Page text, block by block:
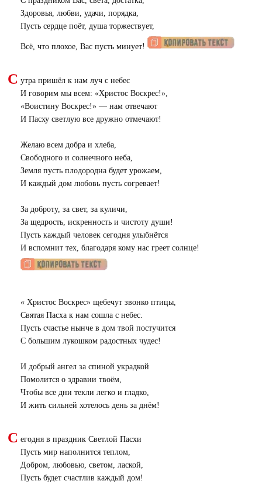
Здоровья, любви, удачи, порядка,
Пусть сердце поёт, душа торжествует,
Всё, что плохое, Вас пусть минует!
С утра пришёл к нам луч с небес
И говорим мы всем: «Христос Воскрес!»,
«Воистину Воскрес!» — нам отвечают
И Пасху светлую все дружно отмечают!
Желаю всем добра и хлеба,
Свободного и солнечного неба,
Земля пусть плодородна будет урожаем,
И каждый дом любовь пусть согревает!
За доброту, за свет, за куличи,
За щедрость, искренность и чистоту души!
Пусть каждый человек сегодня улыбнётся
И вспомнит тех, благодаря кому нас греет солнце!
« Христос Воскрес» щебечут звонко птицы,
Святая Пасха к нам сошла с небес.
Пусть счастье нынче в дом твой постучится
С большим лукошком радостных чудес!
И добрый ангел за спиной украдкой
Помолится о здравии твоём,
Чтобы все дни текли легко и гладко,
И жить сильней хотелось день за днём!
С егодня в праздник Светлой Пасхи
Пусть мир наполнится теплом,
Добром, любовью, светом, лаской,
Пусть будет счастлив каждый дом!